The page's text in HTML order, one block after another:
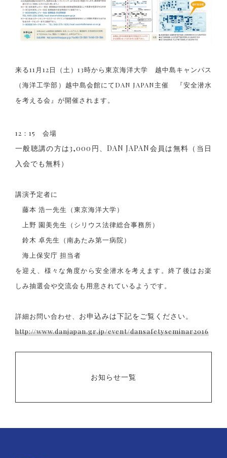
来る11月12日（土）13時から東京海洋大学 越中島キャンパス
（海洋工学部）越中島会館にてDAN JAPAN主催 『安全潜水
を考える会』が開催されます。
12：15 会場
一般聴講の方は3,000円、DAN JAPAN会員は無料（当日
入会でも無料）
講演予定者に
藤本 浩一先生（東京海洋大学）
上野 園美先生（シリウス法律総合事務所）
鈴木 卓先生（南あたみ第一病院）
海上保安庁 担当者
を迎え、様々な角度から安全潜水を考えます。終了後はお楽
しみ抽選会や交流会も用意されているようです。
詳細お問い合わせ、 お申込みは下記をご覧ください。
http://www.danjapan.gr.jp/event/dansafetyseminar2016
お知らせ一覧